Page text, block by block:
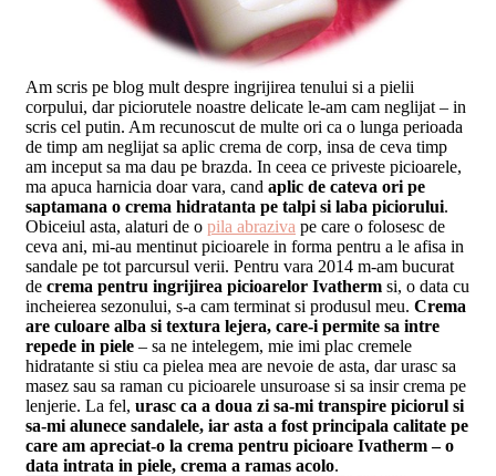
Am scris pe blog mult despre ingrijirea tenului si a pielii
corpului, dar piciorutele noastre delicate le-am cam neglijat – in
scris cel putin. Am recunoscut de multe ori ca o lunga perioada
de timp am neglijat sa aplic crema de corp, insa de ceva timp
am inceput sa ma dau pe brazda. In ceea ce priveste picioarele,
ma apuca harnicia doar vara, cand aplic de cateva ori pe
saptamana o crema hidratanta pe talpi si laba piciorului.
Obiceiul asta, alaturi de o pila abraziva pe care o folosesc de
ceva ani, mi-au mentinut picioarele in forma pentru a le afisa in
sandale pe tot parcursul verii. Pentru vara 2014 m-am bucurat
de crema pentru ingrijirea picioarelor Ivatherm si, o data cu
incheierea sezonului, s-a cam terminat si produsul meu. Crema
are culoare alba si textura lejera, care-i permite sa intre
repede in piele – sa ne intelegem, mie imi plac cremele
hidratante si stiu ca pielea mea are nevoie de asta, dar urasc sa
masez sau sa raman cu picioarele unsuroase si sa insir crema pe
lenjerie. La fel, urasc ca a doua zi sa-mi transpire piciorul si
sa-mi alunece sandalele, iar asta a fost principala calitate pe
care am apreciat-o la crema pentru picioare Ivatherm – o
data intrata in piele, crema a ramas acolo.